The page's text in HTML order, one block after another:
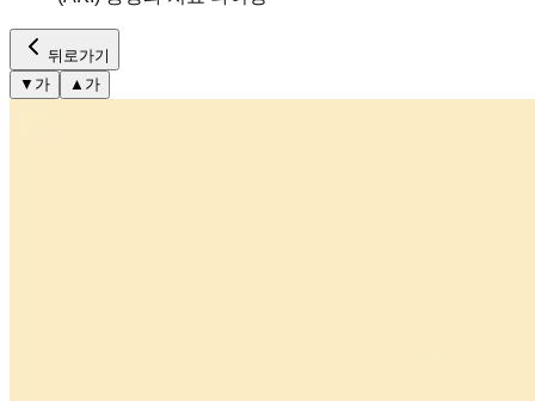
뒤로가기
▼ 가 ▲ 가